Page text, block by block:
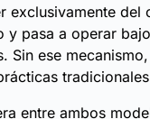
exclusivamente del
y pasa a operar
Sin ese
entre ambos